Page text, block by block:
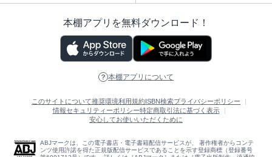
本棚アプリを無料ダウンロード！
本棚アプリについて
このサイトについて推奨環境利用規約 ISBN検索プライバシーポリシー
情報セキュリティーポリシー特定商取引法に基づく表示
安心してお使いいただくために
ABJマークは、この電子書店・電子書籍配信サービスが、 著作権者からコンテ
ンツ使用許諾を得た正規版配信サービスであることを示す登録商標（登録番号